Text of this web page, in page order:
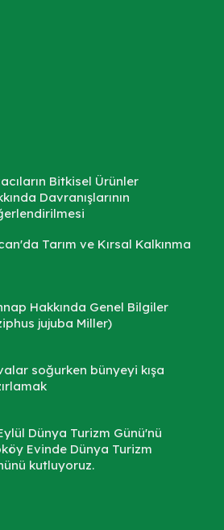
Bitkisel Ürünler
Davranışlarının
Tarım ve Kırsal Kalkınma
Hakkında Genel Bilgiler
jujuba Miller)
soğurken bünyeyi kışa
Dünya Turizm Günü'nü
Evinde Dünya Turizm
kutluyoruz.